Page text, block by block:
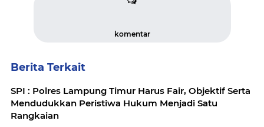
komentar
Berita Terkait
SPI : Polres Lampung Timur Harus Fair, Objektif Serta
Mendudukkan Peristiwa Hukum Menjadi Satu
Rangkaian